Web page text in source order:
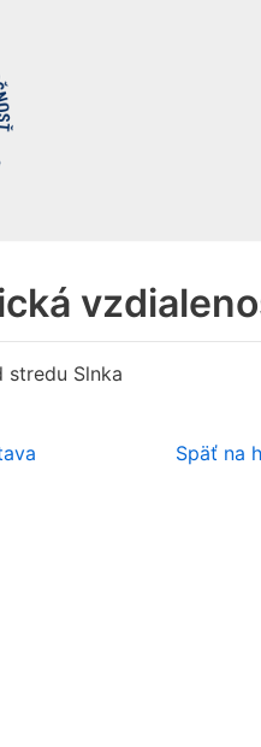
stredu Slnka
Späť na